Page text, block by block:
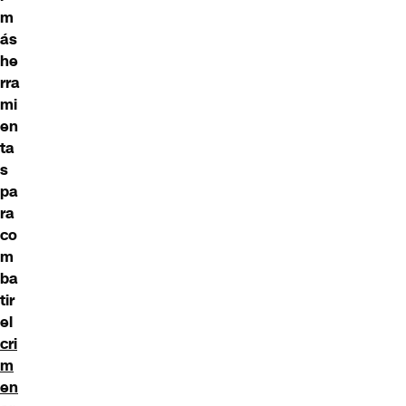
m
ás
he
rra
mi
en
ta
s
pa
ra
co
m
ba
tir
el
cri
m
en